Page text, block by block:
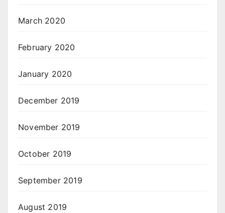
March 2020
February 2020
January 2020
December 2019
November 2019
October 2019
September 2019
August 2019